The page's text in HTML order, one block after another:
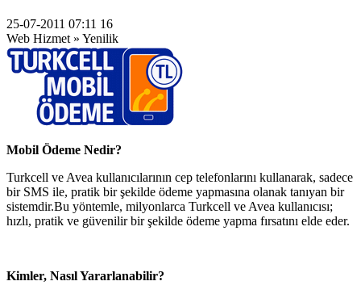
25-07-2011 07:11 16
Web Hizmet » Yenilik
Mobil Ödeme Nedir?
Turkcell ve Avea kullanıcılarının cep telefonlarını kullanarak, sadece
bir SMS ile, pratik bir şekilde ödeme yapmasına olanak tanıyan bir
sistemdir.Bu yöntemle, milyonlarca Turkcell ve Avea kullanıcısı;
hızlı, pratik ve güvenilir bir şekilde ödeme yapma fırsatını elde eder.
Kimler, Nasıl Yararlanabilir?